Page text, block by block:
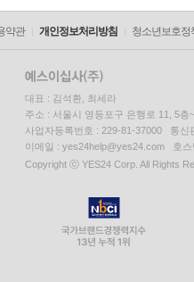
약관 개인정보처리방침 청소년보호정
대표 : 김석환, 최세라
주소 : 서울시 영등포구 은행로 11, 5
사업자등록번호 : 229-81-37000 통신
이메일 : yes24help@yes24.com 호
Copyright ⓒ YES24 Corp. All Rights